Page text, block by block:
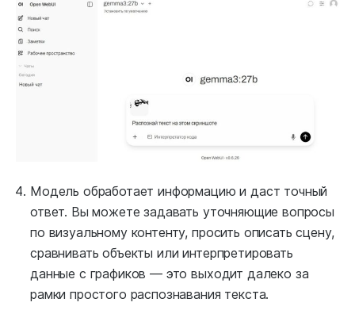
Модель обработает информацию и даст точный
ответ. Вы можете задавать уточняющие вопросы
по визуальному контенту, просить описать сцену,
сравнивать объекты или интерпретировать
данные с графиков — это выходит далеко за
рамки простого распознавания текста.